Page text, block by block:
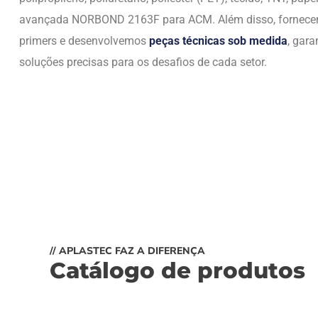
avançada NORBOND 2163F para ACM. Além disso,
primers e desenvolvemos peças técnicas sob medida,
soluções precisas para os desafios de cada setor.
// APLASTEC FAZ A DIFERENÇA
Catálogo de produtos